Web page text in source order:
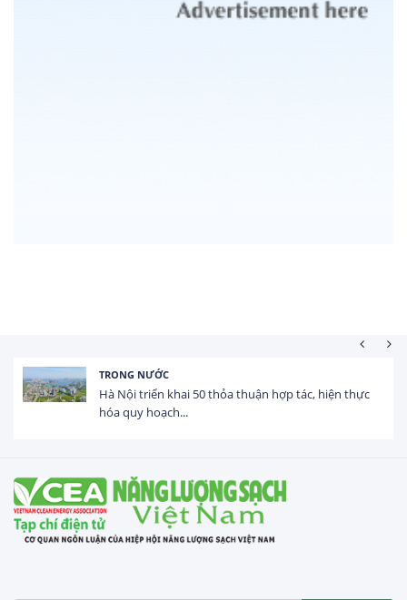
HOẠT ĐỘNG ĐẦU TƯ
Tổng vốn FDI đăng ký vào Việt Nam đạt gần 25 tỷ
USD trong 5 tháng...